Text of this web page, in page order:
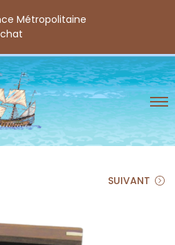
Métropolitaine
SUIVANT